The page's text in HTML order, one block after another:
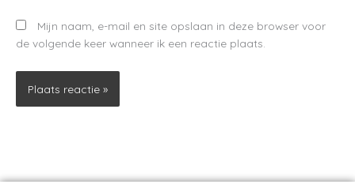
Mijn naam, e-mail en site opslaan in deze browser voor
de volgende keer wanneer ik een reactie plaats.